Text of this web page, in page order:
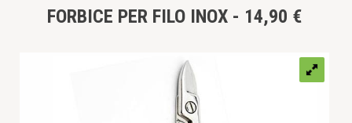
FORBICE PER FILO INOX - 14,90 €